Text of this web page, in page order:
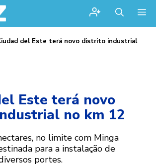
del Este terá novo distrito industrial
Este terá novo
no km 12
no limite com Minga
para a instalação de
portes.